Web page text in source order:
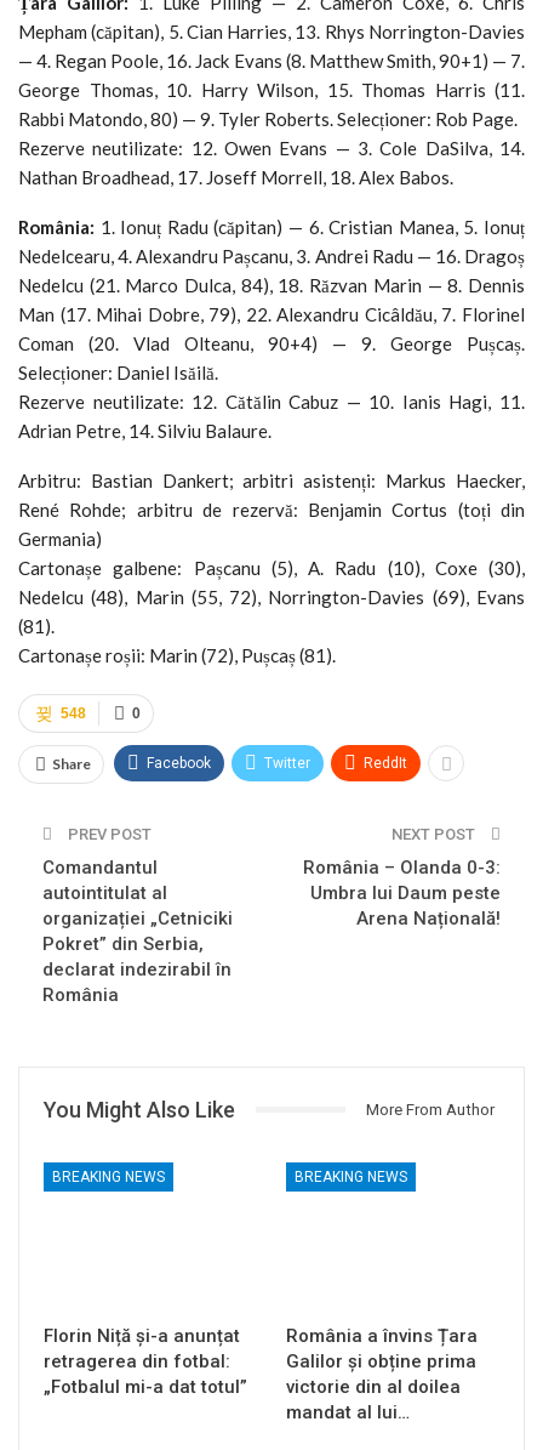
Mepham (căpitan), 5. Cian Harries, 13. Rhys Norrington-Davies
— 4. Regan Poole, 16. Jack Evans (8. Matthew Smith, 90+1) — 7.
George Thomas, 10. Harry Wilson, 15. Thomas Harris (11.
Rabbi Matondo, 80) — 9. Tyler Roberts. Selecționer: Rob Page.
Rezerve neutilizate: 12. Owen Evans — 3. Cole DaSilva, 14.
Nathan Broadhead, 17. Joseff Morrell, 18. Alex Babos.
România: 1. Ionuț Radu (căpitan) — 6. Cristian Manea, 5. Ionuț
Nedelcearu, 4. Alexandru Pașcanu, 3. Andrei Radu — 16. Dragoș
Nedelcu (21. Marco Dulca, 84), 18. Răzvan Marin — 8. Dennis
Man (17. Mihai Dobre, 79), 22. Alexandru Cicâldău, 7. Florinel
Coman (20. Vlad Olteanu, 90+4) — 9. George Pușcaș.
Selecționer: Daniel Isăilă.
Rezerve neutilizate: 12. Cătălin Cabuz — 10. Ianis Hagi, 11.
Adrian Petre, 14. Silviu Balaure.
Arbitru: Bastian Dankert; arbitri asistenți: Markus Haecker,
René Rohde; arbitru de rezervă: Benjamin Cortus (toți din
Germania)
Cartonașe galbene: Pașcanu (5), A. Radu (10), Coxe (30),
Nedelcu (48), Marin (55, 72), Norrington-Davies (69), Evans
(81).
Cartonașe roșii: Marin (72), Pușcaș (81).
0
548
Share Facebook Twitter ReddIt
PREV POST
Comandantul
autointitulat al
organizației „Cetniciki
Pokret” din Serbia,
declarat indezirabil în
România
NEXT POST
România – Olanda 0-3:
Umbra lui Daum peste
Arena Națională!
You Might Also Like More From Author
BREAKING NEWS
Florin Niță și-a anunțat
retragerea din fotbal:
„Fotbalul mi-a dat totul”
BREAKING NEWS
România a învins Țara
Galilor și obține prima
victorie din al doilea
mandat al lui…